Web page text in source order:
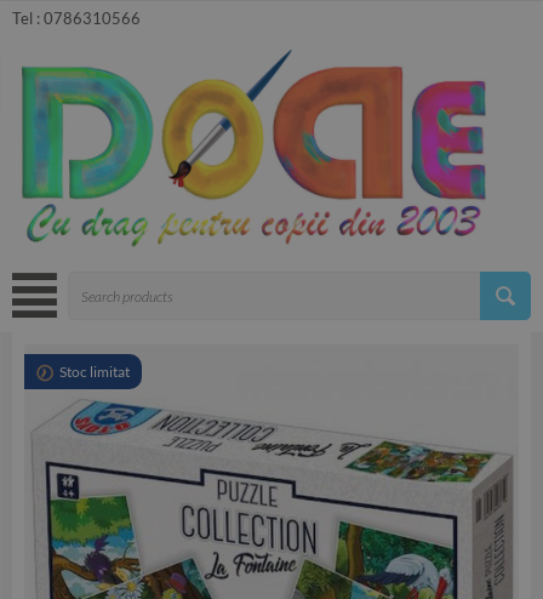
Tel :0786310566
Stoc limitat